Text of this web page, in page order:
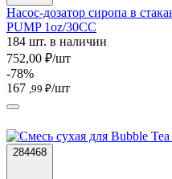
Насос-дозатор сиропа в
PUMP 1oz/30CC
184 шт. в наличии
752,00 ₽/шт
-78%
167 ,99 ₽/шт
284468